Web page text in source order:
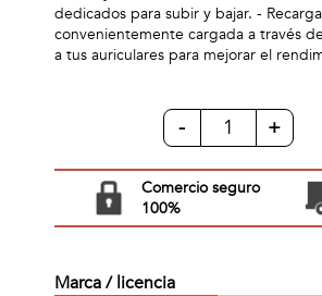
dedicados para subir y bajar. -
convenientemente cargada a través
a tus auriculares para mejorar el
- +
Comercio seguro
100%
Marca / licencia